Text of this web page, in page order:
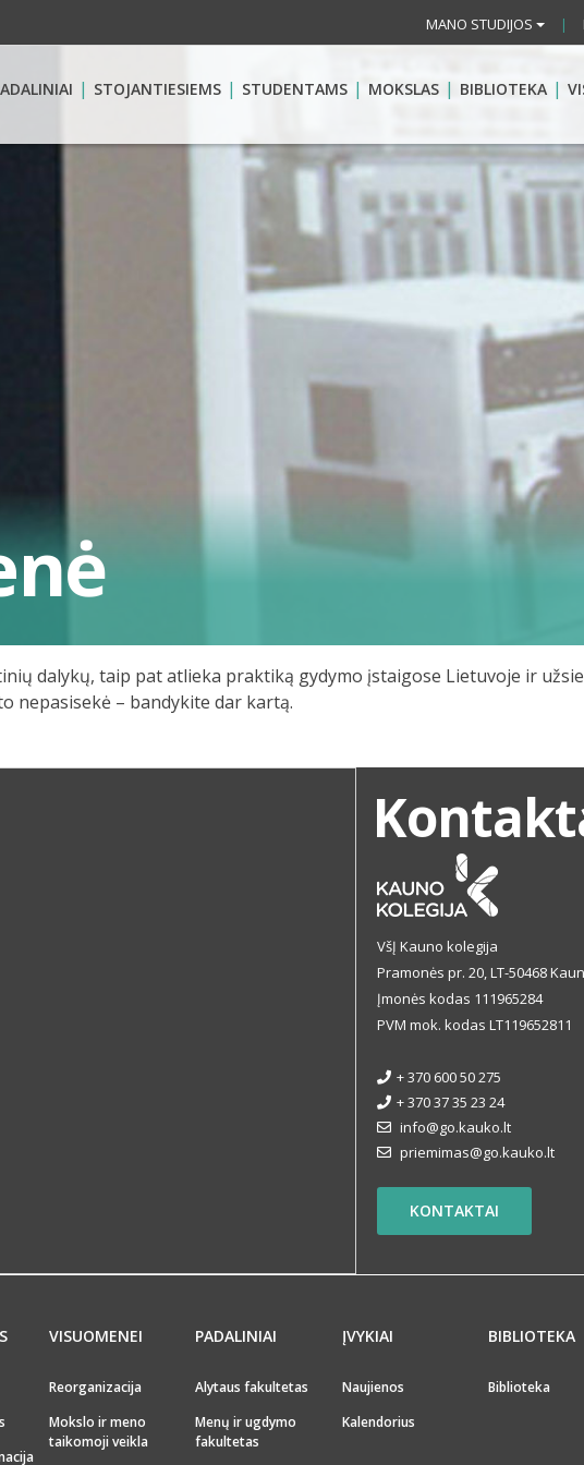
MANO STUDIJOS |
STOJANTIESIEMS STUDENTAMS MOKSLAS BIBLIOTEKA
dalykų, taip pat atlieka praktiką gydymo įstaigose Lietuvoje ir
nepasisekė ­– bandykite dar kartą.
VšĮ Kauno kolegija
Pramonės pr. 20, LT-50468
Įmonės kodas 111965284
PVM mok. kodas LT119652811
+ 370 600 50 275
+ 370 37 35 23 24
info@go.kauko.lt
priemimas@go.kauko.lt
KONTAKTAI
VISUOMENEI
Reorganizacija
Mokslo ir meno
taikomoji veikla
PADALINIAI
Alytaus fakultetas
Menų ir ugdymo
fakultetas
ĮVYKIAI
Naujienos
Kalendorius
BIBLIOTEKA
Biblioteka